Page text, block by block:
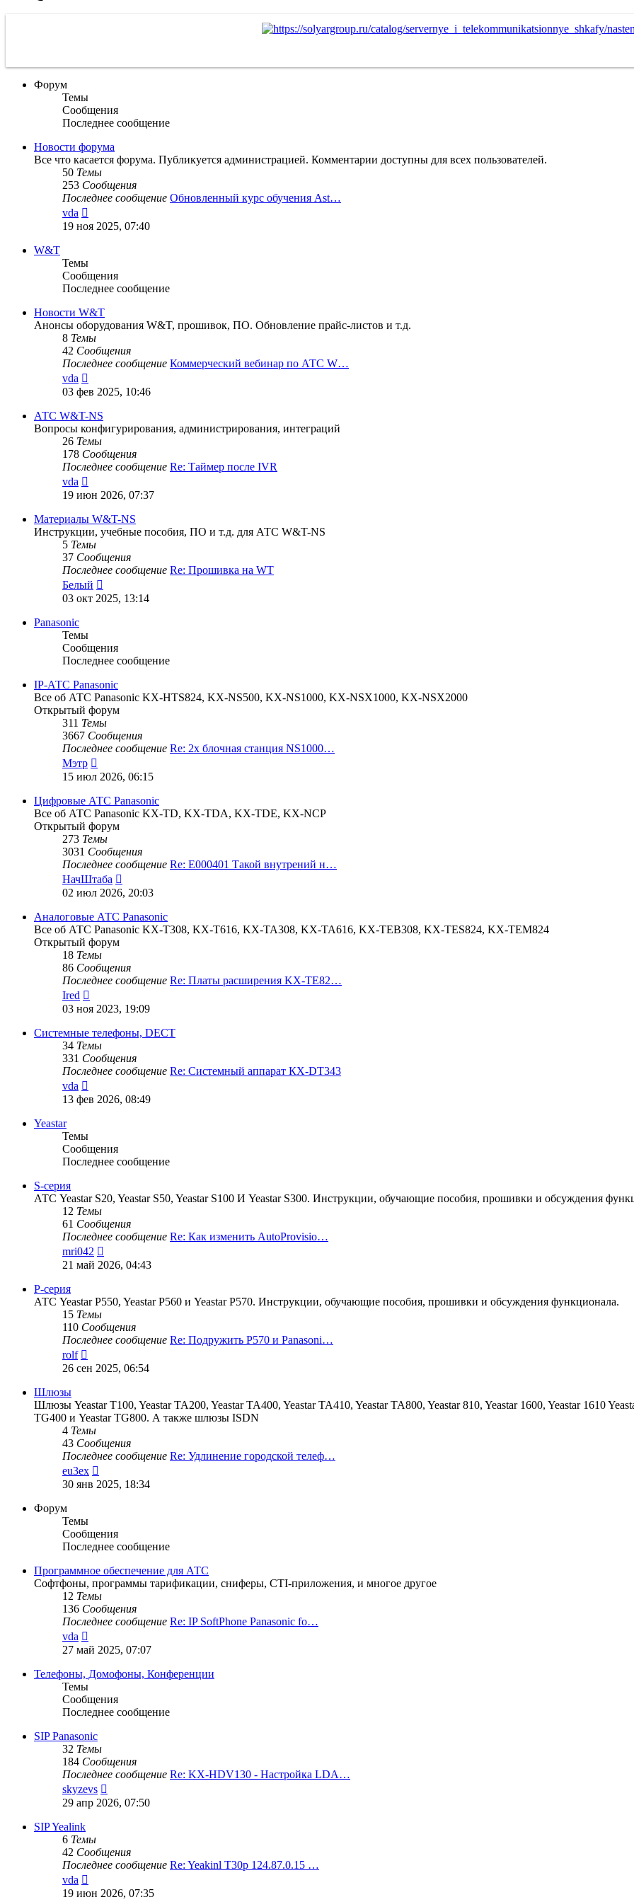
Форум
Темы
Сообщения
Последнее сообщение
Новости форума
Все что касается форума. Публикуется администрацией. Комментарии доступны для всех пользователей.
50 Темы
253 Сообщения
Последнее сообщение Обновленный курс обучения Ast…
vda
к
последнему
19 ноя 2025, 07:40
W&T
Темы
Сообщения
Последнее сообщение
Новости W&T
Анонсы оборудования W&T, прошивок, ПО. Обновление прайс-листов и т.д.
8 Темы
42 Сообщения
Последнее сообщение Коммерческий вебинар по АТС W…
vda
к
последнему
сообщению
03 фев 2025, 10:46
АТС W&T-NS
Вопросы конфигурирования, администрирования, интеграций
26 Темы
178 Сообщения
Последнее сообщение Re: Таймер после IVR
vda
к
последнему
сообщению
19 июн 2026, 07:37
Материалы W&T-NS
Инструкции, учебные пособия, ПО и т.д. для АТС W&T-NS
5 Темы
37 Сообщения
Последнее сообщение Re: Прошивка на WT
Белый
к
последнему
03 окт 2025, 13:14
Panasonic
Темы
Сообщения
Последнее сообщение
IP-АТС Panasonic
Все об АТС Panasonic KX-HTS824, KX-NS500, KX-NS1000, KX-NSX1000, KX-NSX2000
Открытый форум
311 Темы
3667 Сообщения
Последнее сообщение Re: 2х блочная станция NS1000…
Мэтр
к
последнему
сообщению
15 июл 2026, 06:15
Цифровые АТС Panasonic
Все об АТС Panasonic KX-TD, KX-TDA, KX-TDE, KX-NCP
Открытый форум
273 Темы
3031 Сообщения
Последнее сообщение Re: E000401 Такой внутрений н…
НачШтаба
последнему
сообщению
02 июл 2026, 20:03
Аналоговые АТС Panasonic
Все об АТС Panasonic KX-T308, KX-T616, KX-TA308, KX-TA616, KX-TEB308, KX-TES824, KX-TEM824
Открытый форум
18 Темы
86 Сообщения
Последнее сообщение Re: Платы расширения KX-TE82…
Ired
к
последнему
сообщению
03 ноя 2023, 19:09
Системные телефоны, DECT
34 Темы
331 Сообщения
Последнее сообщение Re: Системный аппарат КХ-DT343
vda
к
последнему
13 фев 2026, 08:49
Yeastar
Темы
Сообщения
Последнее сообщение
S-серия
АТС Yeastar S20, Yeastar S50, Yeastar S100 И Yeastar S300. Инструкции, обучающие пособия, прошивки и обсуждения
12 Темы
61 Сообщения
Последнее сообщение Re: Как изменить AutoProvisio…
mri042
к
последнему
21 май 2026, 04:43
P-серия
АТС Yeastar P550, Yeastar P560 и Yeastar P570. Инструкции, обучающие пособия, прошивки и обсуждения функционала.
15 Темы
110 Сообщения
Последнее сообщение Re: Подружить P570 и Panasoni…
rolf
к
последнему
26 сен 2025, 06:54
Шлюзы
Шлюзы Yeastar T100, Yeastar TA200, Yeastar TA400, Yeastar TA410, Yeastar TA800, Yeastar 810, Yeastar 1600, Yeastar 1610
TG400 и Yeastar TG800. А также шлюзы ISDN
4 Темы
43 Сообщения
Последнее сообщение Re: Удлинение городской телеф…
eu3ex
к
последнему
30 янв 2025, 18:34
Форум
Темы
Сообщения
Последнее сообщение
Программное обеспечение для АТС
Софтфоны, программы тарификации, сниферы, CTI-приложения, и многое другое
12 Темы
136 Сообщения
Последнее сообщение Re: IP SoftPhone Panasonic fo…
vda
к
последнему
сообщению
27 май 2025, 07:07
Телефоны, Домофоны, Конференции
Темы
Сообщения
Последнее сообщение
SIP Panasonic
32 Темы
184 Сообщения
Последнее сообщение Re: KX-HDV130 - Настройка LDA…
skyzevs
к
последнему
29 апр 2026, 07:50
SIP Yealink
6 Темы
42 Сообщения
Последнее сообщение Re: Yeakinl T30p 124.87.0.15 …
vda
к
19 июн 2026, 07:35